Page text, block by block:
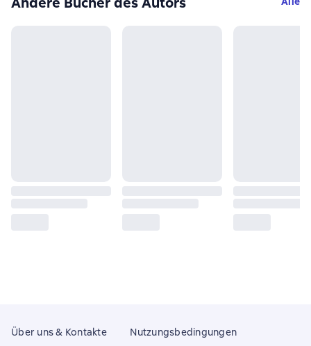
Über uns & Kontakte Nutzungsbedingungen